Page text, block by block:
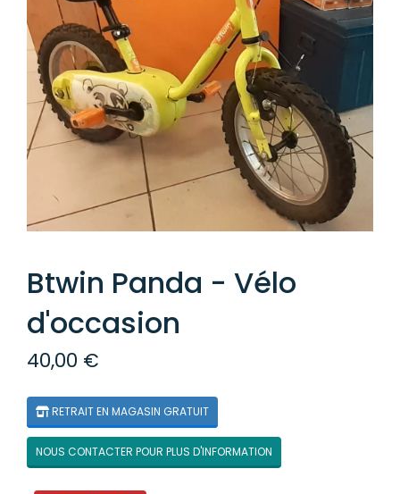
Btwin Panda - Vélo
d'occasion
40,00 €
RETRAIT EN MAGASIN GRATUIT
NOUS CONTACTER POUR PLUS D'INFORMATION